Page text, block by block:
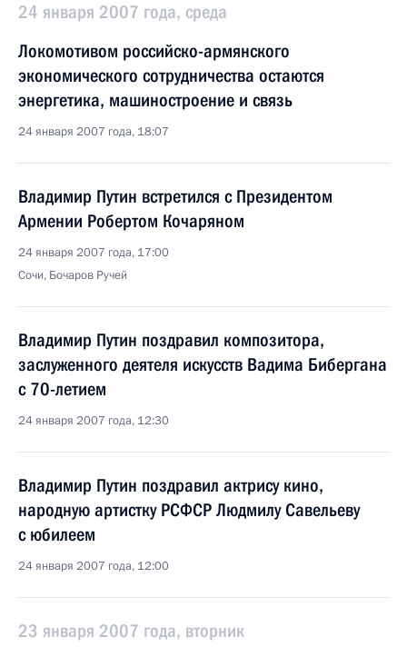
24 января 2007 года, среда
Локомотивом российско-армянского
экономического сотрудничества остаются
энергетика, машиностроение и связь
24 января 2007 года, 18:07
Владимир Путин встретился с Президентом
Армении Робертом Кочаряном
24 января 2007 года, 17:00
Сочи, Бочаров Ручей
Владимир Путин поздравил композитора,
заслуженного деятеля искусств Вадима Бибергана
с 70-летием
24 января 2007 года, 12:30
Владимир Путин поздравил актрису кино,
народную артистку РСФСР Людмилу Савельеву
с юбилеем
24 января 2007 года, 12:00
23 января 2007 года, вторник